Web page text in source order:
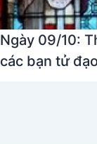
Ngày 09/10:
các bạn tử đạo